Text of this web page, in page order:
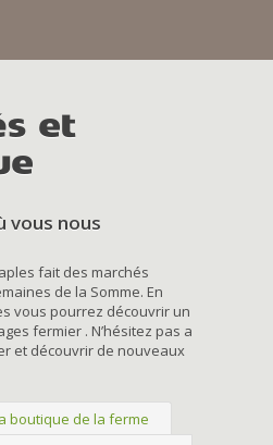
et
vous nous
fait des marchés
de la Somme. En
vous pourrez découvrir un
fermier . N’hésitez pas a
et découvrir de nouveaux
boutique de la ferme